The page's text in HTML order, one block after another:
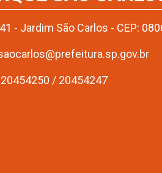
- Jardim São Carlos - CEP:
/ 20454247